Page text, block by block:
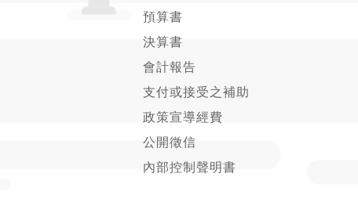
預算書
決算書
會計報告
支付或接受之補助
政策宣導經費
公開徵信
內部控制聲明書